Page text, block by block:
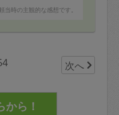
ません。
当時の主観的な感想です。
次へ